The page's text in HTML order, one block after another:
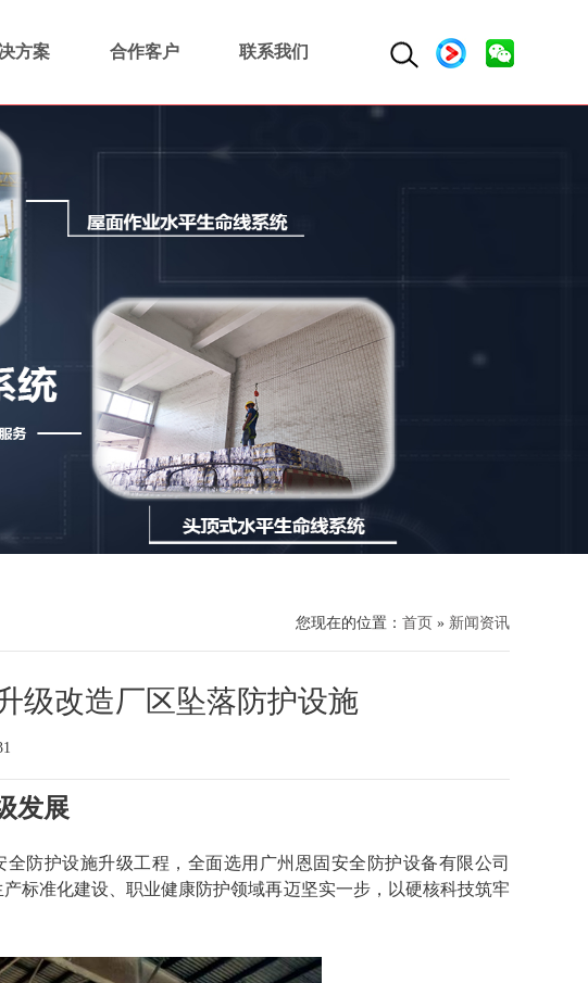
方案 合作客户 联系我们
您现在的位置： 首页 » 新闻资讯
级改造厂区坠落防护设施
发展
全防护设施升级工程，全面选用 广州恩固安全防护设备有限公司
标准化建设、职业健康防护领域再迈坚实一步，以硬核科技筑牢